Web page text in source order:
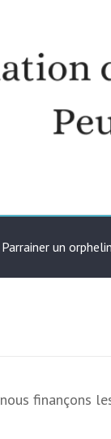
Parrainer un orphelin
finançons